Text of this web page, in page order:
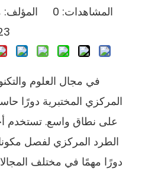
المشاهدات: 0 المؤلف:
في مجال العلوم
المركزي المختبرية دورًا
على نطاق واسع. تستخدم
الطرد المركزي لفصل
دورًا مهمًا في مختلف